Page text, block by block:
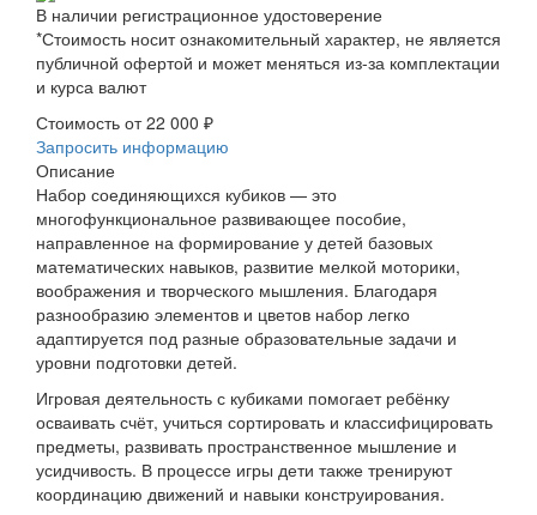
В наличии регистрационное удостоверение
*Стоимость носит ознакомительный характер, не является
публичной офертой и может меняться из-за комплектации
и курса валют
Стоимость от22 000 ₽
Запросить информацию
Описание
Набор соединяющихся кубиков — это
многофункциональное развивающее пособие,
направленное на формирование у детей базовых
математических навыков, развитие мелкой моторики,
воображения и творческого мышления. Благодаря
разнообразию элементов и цветов набор легко
адаптируется под разные образовательные задачи и
уровни подготовки детей.
Игровая деятельность с кубиками помогает ребёнку
осваивать счёт, учиться сортировать и классифицировать
предметы, развивать пространственное мышление и
усидчивость. В процессе игры дети также тренируют
координацию движений и навыки конструирования.